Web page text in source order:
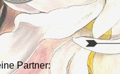
Partner: